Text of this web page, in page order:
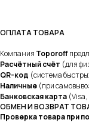
ОПЛАТА ТОВАРА
Компания Toporoff
Расчётный счёт (для
QR-код (система
Наличные (при
Банковская карта
ОБМЕН И ВОЗВРАТ
Проверка товара при